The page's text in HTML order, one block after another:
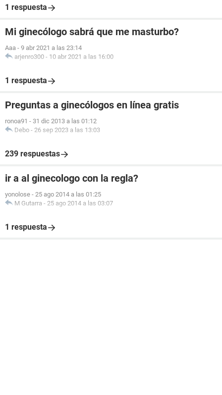
1 respuesta
Mi ginecólogo sabrá que me masturbo?
Aaa - 9 abr 2021 a las 23:14
arjenro300 - 10 abr 2021 a las 16:00
1 respuesta
Preguntas a ginecólogos en línea gratis
ronoa91 - 31 dic 2013 a las 01:12
Debo - 26 sep 2023 a las 13:03
239 respuestas
ir a al ginecologo con la regla?
yonolose - 25 ago 2014 a las 01:25
M Gutarra - 25 ago 2014 a las 03:07
1 respuesta